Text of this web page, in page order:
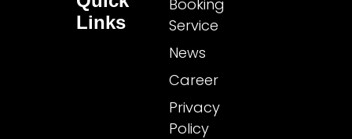
Links
Booking
Service
News
Career
Privacy
Policy